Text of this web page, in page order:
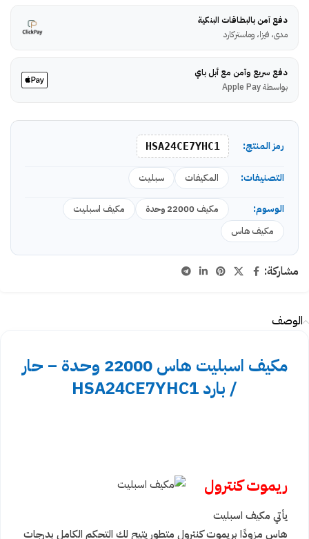
دفع آمن بالبطاقات البنكية
مدى، فيزا، وماستركارد
دفع سريع وآمن مع أبل باي
بواسطة Apple Pay
رمز المنتج: HSA24CE7YHC1
التصنيفات: المكيفات سبليت
الوسوم: مكيف 22000 وحدة
مكيف اسبليت
مكيف هاس
مشاركة:
الوصف
مكيف اسبليت هاس 22000 وحدة – حار
/ بارد HSA24CE7YHC1
ريموت كنترول
يأتي مكيف اسبليت
هاس مزودًا بريموت كنترول متطور يتيح لك التحكم الكامل بدرجات